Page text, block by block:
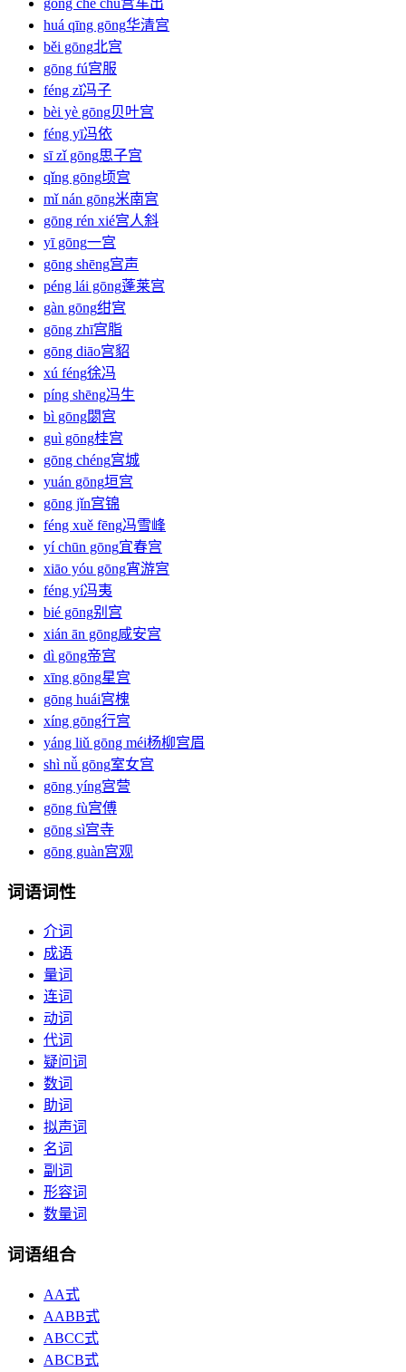
gōng chē chū宫车出
huá qīng gōng华清宫
běi gōng北宫
gōng fú宫服
féng zǐ冯子
bèi yè gōng贝叶宫
féng yī冯依
sī zǐ gōng思子宫
qǐng gōng顷宫
mǐ nán gōng米南宫
gōng rén xié宫人斜
yī gōng一宫
gōng shēng宫声
péng lái gōng蓬莱宫
gàn gōng绀宫
gōng zhī宫脂
gōng diāo宫貂
xú féng徐冯
píng shēng冯生
bì gōng閟宫
guì gōng桂宫
gōng chéng宫城
yuán gōng垣宫
gōng jǐn宫锦
féng xuě fēng冯雪峰
yí chūn gōng宜春宫
xiāo yóu gōng宵游宫
féng yí冯夷
bié gōng别宫
xián ān gōng咸安宫
dì gōng帝宫
xīng gōng星宫
gōng huái宫槐
xíng gōng行宫
yáng liǔ gōng méi杨柳宫眉
shì nǚ gōng室女宫
gōng yíng宫营
gōng fù宫傅
gōng sì宫寺
gōng guàn宫观
词语词性
介词
成语
量词
连词
动词
代词
疑问词
数词
助词
拟声词
名词
副词
形容词
数量词
词语组合
AA式
AABB式
ABCC式
ABCB式